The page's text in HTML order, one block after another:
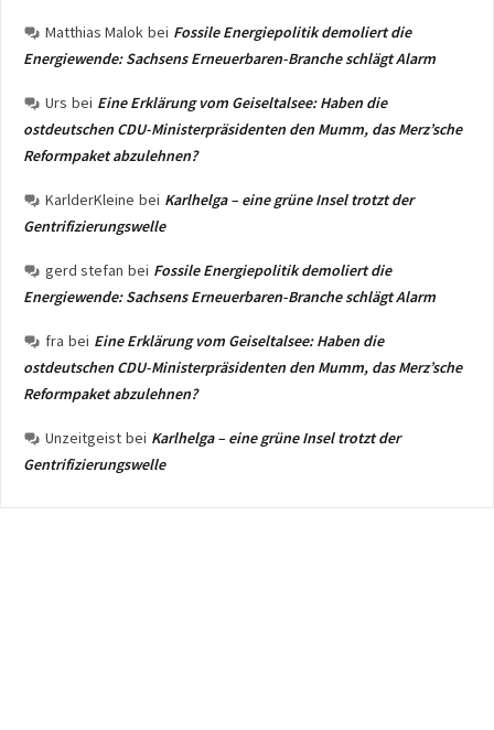
Matthias Malok bei Fossile Energiepolitik demoliert die
Energiewende: Sachsens Erneuerbaren-Branche schlägt Alarm
Urs bei Eine Erklärung vom Geiseltalsee: Haben die
ostdeutschen CDU-Ministerpräsidenten den Mumm, das Merz’sche
Reformpaket abzulehnen?
KarlderKleine bei Karlhelga – eine grüne Insel trotzt der
Gentrifizierungswelle
gerd stefan bei Fossile Energiepolitik demoliert die
Energiewende: Sachsens Erneuerbaren-Branche schlägt Alarm
fra bei Eine Erklärung vom Geiseltalsee: Haben die
ostdeutschen CDU-Ministerpräsidenten den Mumm, das Merz’sche
Reformpaket abzulehnen?
Unzeitgeist bei Karlhelga – eine grüne Insel trotzt der
Gentrifizierungswelle